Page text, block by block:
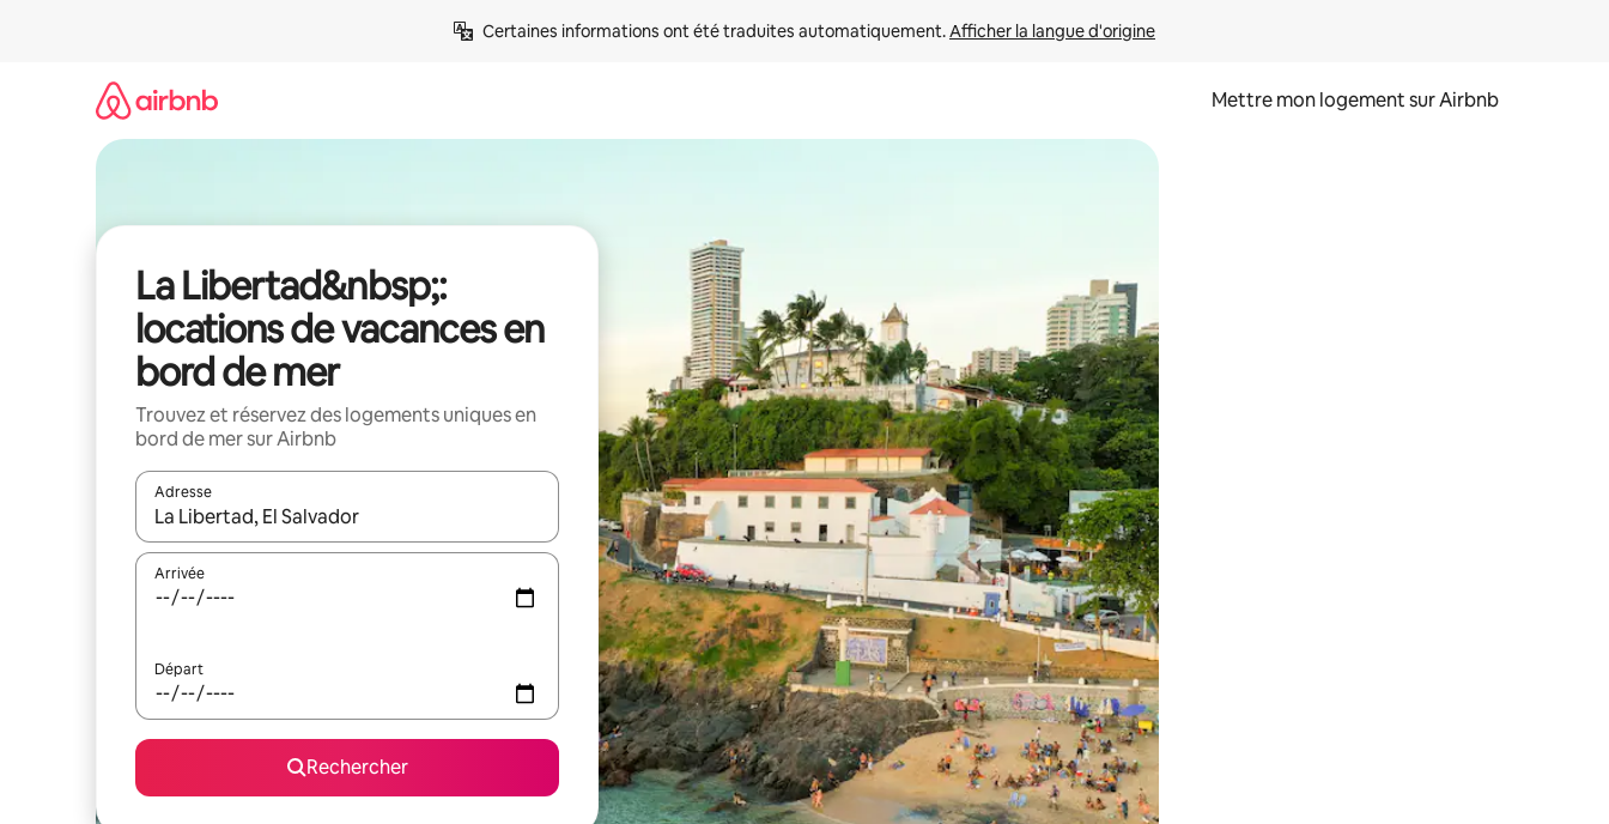
Certaines informations ont été traduites automatiquement. Afficher la langue d'origine
Mettre mon logement sur Airbnb
La Libertad&nbsp;:
locations de vacances en
bord de mer
Trouvez et réservez des logements uniques en
bord de mer sur Airbnb
Adresse
Lorsque les résultats s'affichent, utilisez les flèches vers le haut et vers le bas pour les parcourir ou en appuyant et en faisant glisser.
Arrivée
Départ
Rechercher